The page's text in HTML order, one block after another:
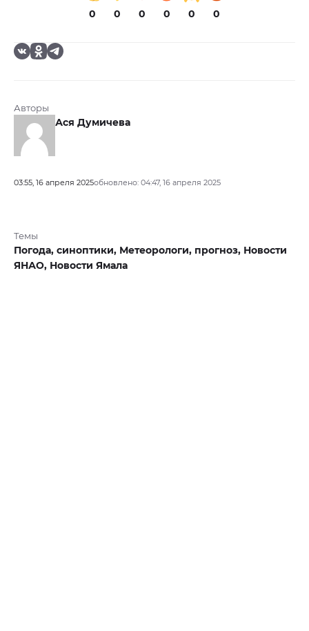
0 0 0 0 0 0
Авторы
Ася Думичева
03:55, 16 апреля 2025обновлено: 04:47, 16 апреля 2025
Темы
Погода, синоптики, Метеорологи, прогноз, Новости
ЯНАО, Новости Ямала